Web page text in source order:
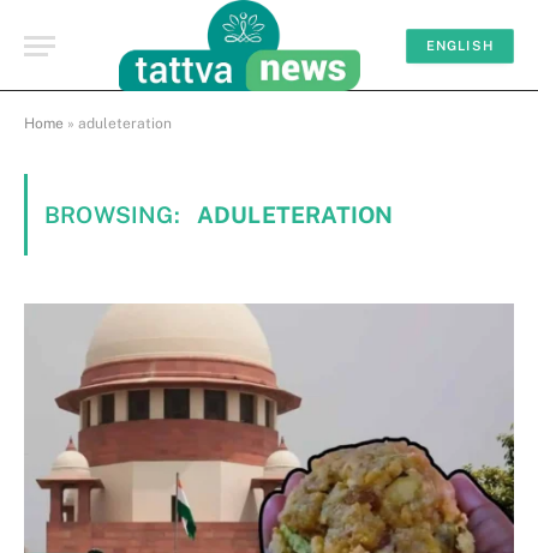
ENGLISH
Home » aduleteration
BROWSING: ADULETERATION